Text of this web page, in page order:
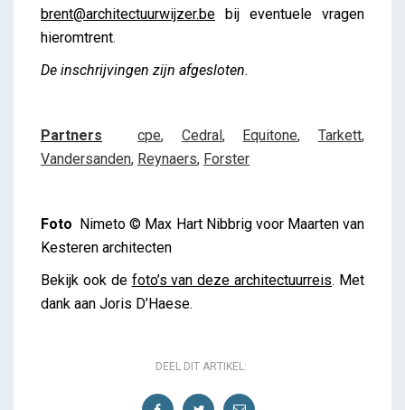
brent@architectuurwijzer.be bij eventuele vragen
hieromtrent.
De inschrijvingen zijn afgesloten.
Partners cpe, Cedral, Equitone,Tarkett,
Vandersanden, Reynaers, Forster
Foto Nimeto © Max Hart Nibbrig voor Maarten van
Kesteren architecten
Bekijk ook de foto’s van deze architectuurreis. Met
dank aan Joris D’Haese.
DEEL DIT ARTIKEL: